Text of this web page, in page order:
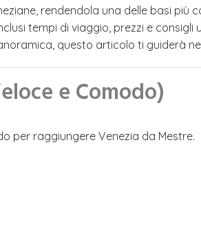
rendendola una delle basi più
tempi di viaggio, prezzi e consigli
questo articolo ti guiderà
e Comodo)
per raggiungere Venezia da Mestre.